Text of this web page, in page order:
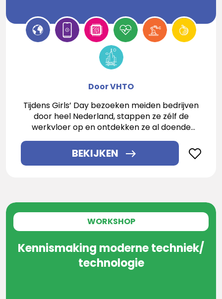
Door VHTO
Tijdens Girls’ Day bezoeken meiden bedrijven
door heel Nederland, stappen ze zélf de
werkvloer op en ontdekken ze al doende
welke toffe carrièrekansen in techniek en IT
biedt!
BEKIJKEN
WORKSHOP
Kennismaking moderne techniek/
technologie